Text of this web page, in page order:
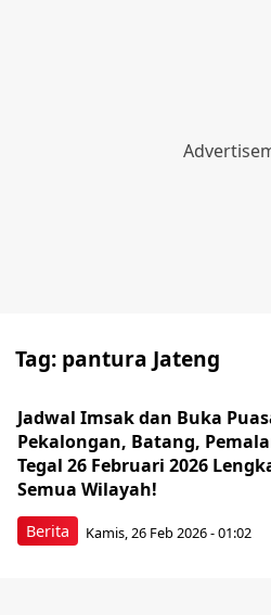
Tag: pantura Jateng
Berita
Jadwal Imsak dan Buka
Pekalongan, Batang,
Tegal 26 Februari 2026
Semua Wilayah!
Kamis, 26 Feb 2026 - 01:02